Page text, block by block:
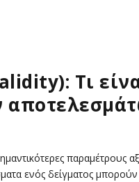
Τι
παραμέτρους
ενός δείγματος